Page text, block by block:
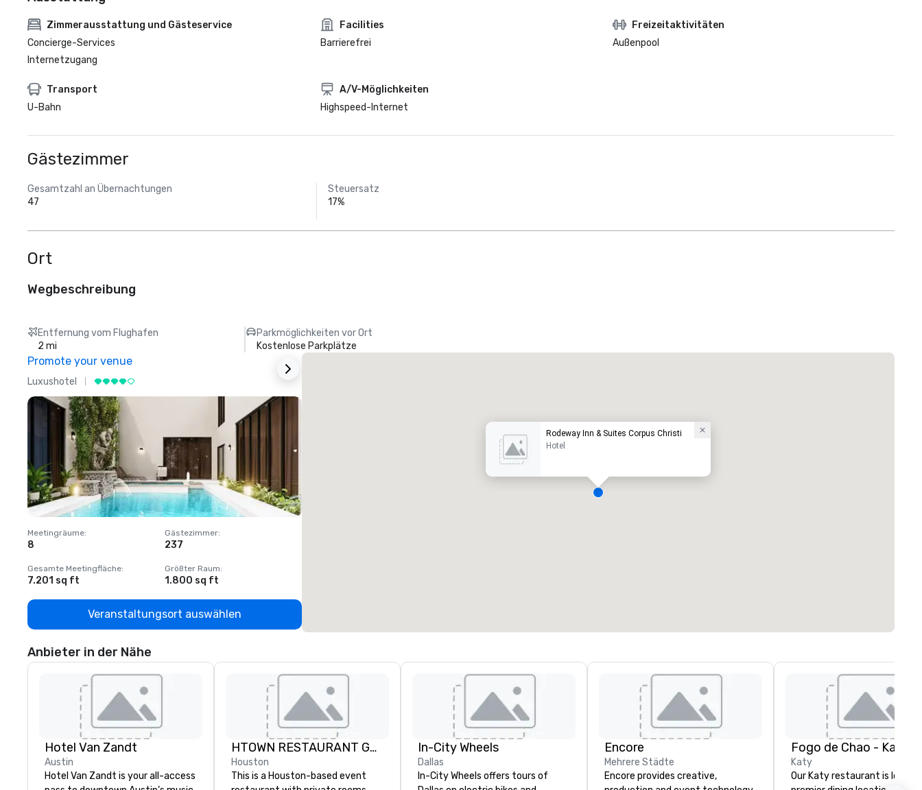
Zimmerausstattung und Gästeservice
Concierge-Services
Internetzugang
Facilities
Barrierefrei
Freizeitaktivitäten
Außenpool
Transport
U-Bahn
A/V-Möglichkeiten
Highspeed-Internet
Gästezimmer
Gesamtzahl an Übernachtungen
47
Steuersatz
17%
Ort
Wegbeschreibung
Entfernung vom Flughafen
2 mi
Parkmöglichkeiten vor Ort
Kostenlose Parkplätze
Promote your venue
Luxushotel
Meetingräume:
8
Gästezimmer:
237
Gesamte Meetingfläche:
7.201 sq ft
Größter Raum:
1.800 sq ft
Veranstaltungsort auswählen
Rodeway Inn & Suites Corpus Christi
Hotel
Anbieter in der Nähe
Hotel Van Zandt
Austin
Hotel Van Zandt is your all-access
HTOWN RESTAURANT GROUP
Houston
This is a Houston-based event
In-City Wheels
Dallas
In-City Wheels offers tours of
Encore
Mehrere Städte
Encore provides creative,
Fogo de Chao - Katy
Katy
Our Katy restaurant is